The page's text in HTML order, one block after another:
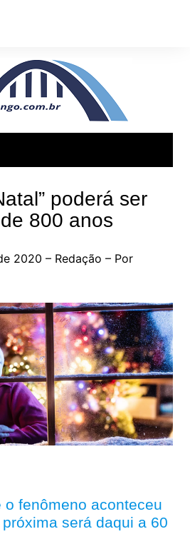
poderá ser
800 anos
2020 – Redação – Por
o fenômeno aconteceu
será daqui a 60